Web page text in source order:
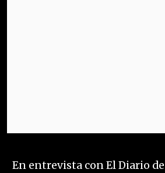
En entrevista con El Diario